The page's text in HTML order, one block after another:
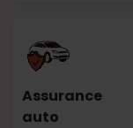
Assurance
auto